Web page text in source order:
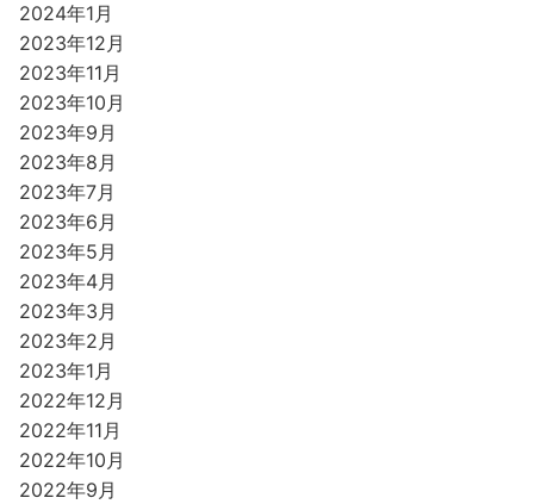
2024年1月
2023年12月
2023年11月
2023年10月
2023年9月
2023年8月
2023年7月
2023年6月
2023年5月
2023年4月
2023年3月
2023年2月
2023年1月
2022年12月
2022年11月
2022年10月
2022年9月